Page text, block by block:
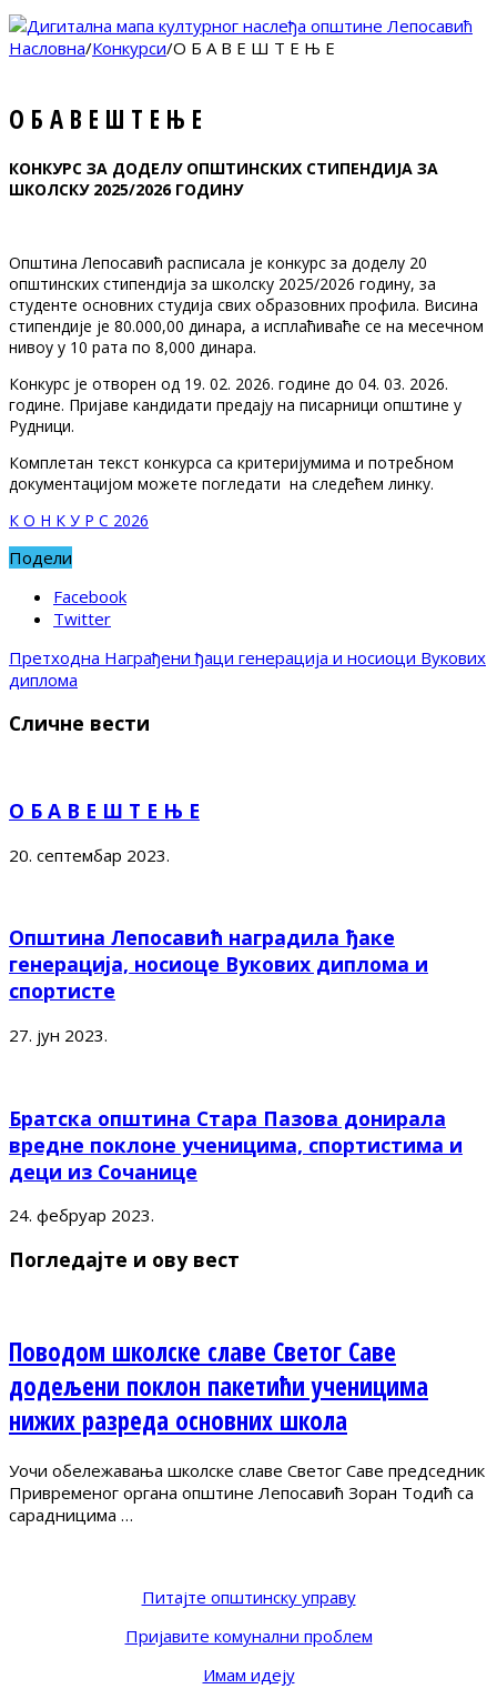
Насловна/Конкурси/О Б А В Е Ш Т Е Њ Е
О Б А В Е Ш Т Е Њ Е
КОНКУРС ЗА ДОДЕЛУ ОПШТИНСКИХ СТИПЕНДИЈА ЗА
ШКОЛСКУ 2025/2026ГОДИНУ
Општина Лепосавић расписала је конкурс за доделу 20
општинских стипендија за школску 2025/2026 годину, за
студенте основних студија свих образовних профила. Висина
стипендије је 80.000,00 динара, а исплаћиваће се на месечном
нивоу у 10 рата по 8,000 динара.
Конкурс је отворен од 19. 02. 2026. године до 04. 03. 2026.
године. Пријаве кандидати предају на писарници општине у
Рудници.
Комплетан текст конкурса са критеријумима и потребном
документацијом можете погледати на следећем линку.
К О Н К У Р С 2026
Подели
Facebook
Twitter
Претходна Награђени ђаци генерација и носиоци Вукових
диплома
Сличне вести
О Б А В Е Ш Т Е Њ Е
20. септембар 2023.
Општина Лепосавић наградила ђаке
генерација, носиоце Вукових диплома и
спортисте
27. јун 2023.
Братска општина Стара Пазова донирала
вредне поклоне ученицима, спортистима и
деци из Сочанице
24. фебруар 2023.
Погледајте и ову вест
Поводом школске славе Светог Саве
додељени поклон пакетићи ученицима
нижих разреда основних школа
Уочи обележавања школске славе Светог Саве председник
Привременог органа општине Лепосавић Зоран Тодић са
сарадницима …
Питајте општинску управу
Пријавите комунални проблем
Имам идеју